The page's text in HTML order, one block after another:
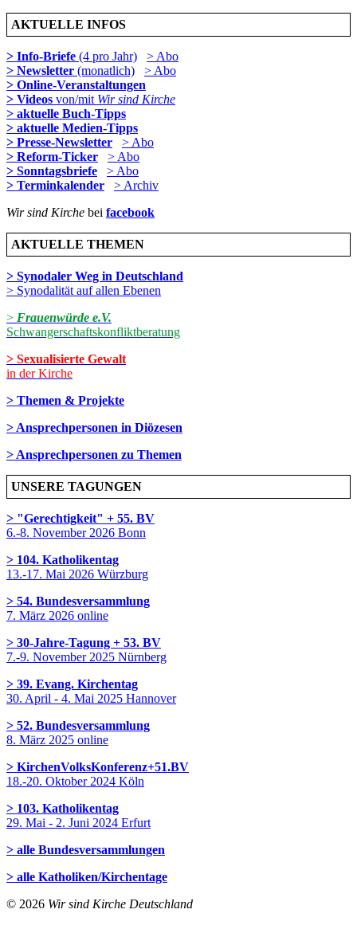
AKTUELLE INFOS
> Info-Briefe (4 pro Jahr)
> Abo
> Newsletter (monatlich)
> Abo
> Online-Veranstaltungen
> Videos von/mit Wir sind Kirche
> aktuelle Buch-Tipps
> aktuelle Medien-Tipps
> Presse-Newsletter
> Abo
> Reform-Ticker
> Abo
> Sonntagsbriefe
> Abo
> Terminkalender
> Archiv
Wir sind Kirche bei facebook
AKTUELLE THEMEN
> Synodaler Weg in Deutschland
> Synodalität auf allen Ebenen
> Frauenwürde e.V.
Schwangerschaftskonfliktberatung
> Sexualisierte Gewalt
in der Kirche
> Themen & Projekte
> Ansprechpersonen in Diözesen
> Ansprechpersonen zu Themen
UNSERE TAGUNGEN
> "Gerechtigkeit" + 55. BV
6.-8. November 2026 Bonn
> 104. Katholikentag
13.-17. Mai 2026 Würzburg
> 54. Bundesversammlung
7. März 2026 online
> 30-Jahre-Tagung + 53. BV
7.-9. November 2025 Nürnberg
> 39. Evang. Kirchentag
30. April - 4. Mai 2025 Hannover
> 52. Bundesversammlung
8. März 2025 online
> KirchenVolksKonferenz+51.BV
18.-20. Oktober 2024 Köln
> 103. Katholikentag
29. Mai - 2. Juni 2024 Erfurt
> alle Bundesversammlungen
> alle Katholiken/Kirchentage
© 2026 Wir sind Kirche Deutschland